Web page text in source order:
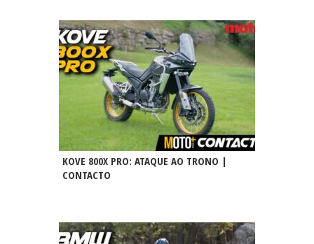
KOVE 800X PRO: ATAQUE AO TRONO |
CONTACTO